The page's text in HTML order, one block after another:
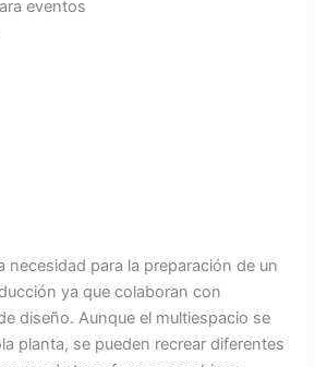
eventos
necesidad para la preparación de un
ya que colaboran con
diseño. Aunque el multiespacio se
planta, se pueden recrear diferentes